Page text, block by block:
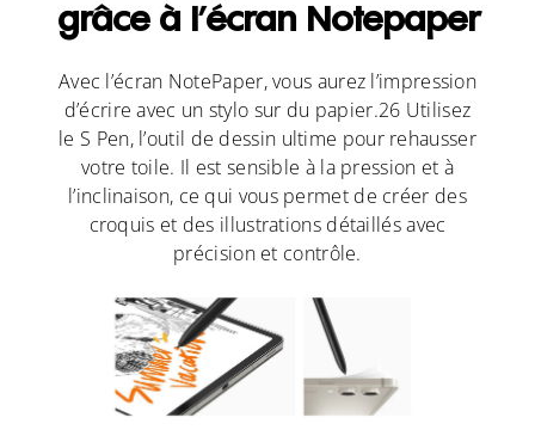
grâce à l’écran Notepaper
Avec l’écran NotePaper, vous aurez l’impression
d’écrire avec un stylo sur du papier.26 Utilisez
le S Pen, l’outil de dessin ultime pour rehausser
votre toile. Il est sensible à la pression et à
l’inclinaison, ce qui vous permet de créer des
croquis et des illustrations détaillés avec
précision et contrôle.